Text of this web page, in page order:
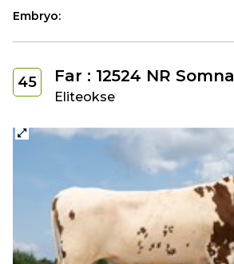
Embryo:
45 Far : 12524 NR Somna
Eliteokse